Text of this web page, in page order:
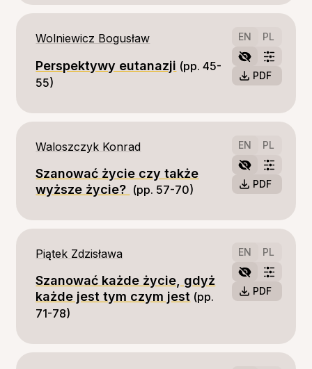
EN PL
PDF
Wolniewicz Bogusław
Perspektywy eutanazji (pp. 45-
55)
EN PL
PDF
Waloszczyk Konrad
Szanować życie czy także
wyższe życie? (pp. 57-70)
EN PL
PDF
Piątek Zdzisława
Szanować każde życie, gdyż
każde jest tym czym jest (pp.
71-78)